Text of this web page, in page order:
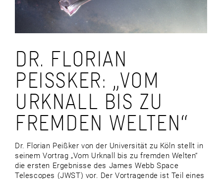
DR. FLORIAN
PEISSKER: „VOM U
RKNALL BIS ZU F
REMDEN WELTEN“
Dr. Florian Peißker von der Universität zu Köln stellt in
seinem Vortrag „Vom Urknall bis zu fremden Welten“
die ersten Ergebnisse des James Webb Space
Telescopes (JWST) vor. Der Vortragende ist Teil eines